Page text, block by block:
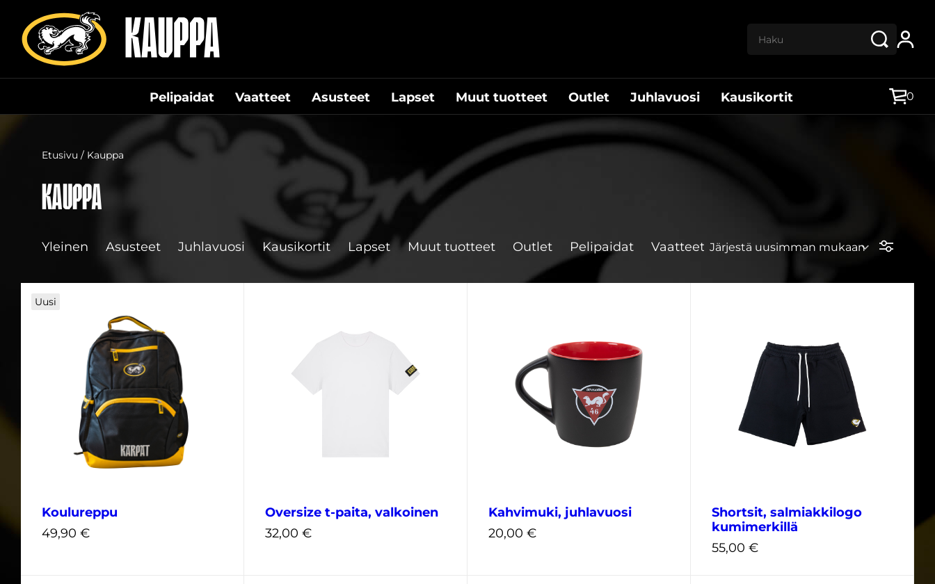
suoraan
sisältöön
Pelipaidat Vaatteet Asusteet Lapset Muut tuotteet Outlet Juhlavuosi Kausikortit 0
Etusivu / Kauppa
Kauppa
Yleinen Asusteet Juhlavuosi Kausikortit Lapset Muut tuotteet Outlet Pelipaidat Vaatteet
Uusi
Koulureppu
49,90 €
Oversize t-paita, valkoinen
32,00 €
Kahvimuki, juhlavuosi
20,00 €
Shortsit, salmiakkilogo
kumimerkillä
55,00 €